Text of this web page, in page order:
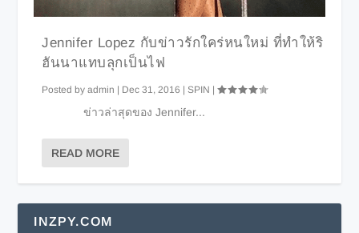
Jennifer Lopez กับข่าวรักใคร่หนใหม่ ที่ทำให้ริ
ฮันนาแทบลุกเป็นไฟ
Posted byadmin | Dec 31, 2016 |SPIN |
ข่าวล่าสุดของ Jennifer...
READ MORE
INZPY.COM